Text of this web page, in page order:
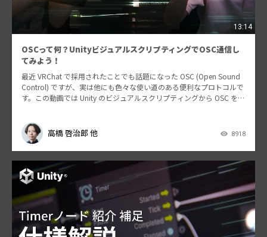
13:14
OSCって何？UnityビジュアルスクリプティングでOSC通信し
てみよう！
最近 VRChat で採用されたことでも話題になった OSC (Open Sound
Control) ですが、実は他にも色々な使い道のある便利なプロトコルで
す。この動画では Unity のビジュアルスクリプティングから OSC を使
高橋 啓治郎 他 8918